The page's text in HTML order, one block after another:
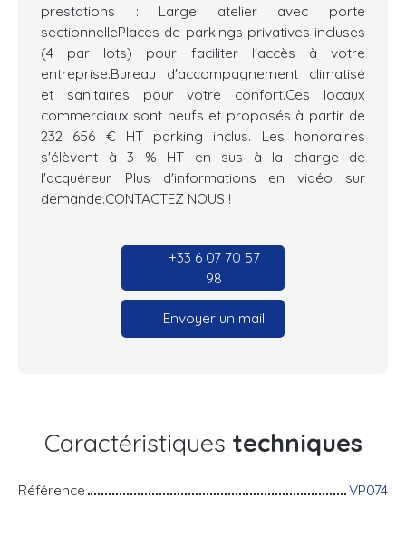
prestations : Large atelier avec porte
sectionnellePlaces de parkings privatives incluses
(4 par lots) pour faciliter l'accès à votre
entreprise.Bureau d'accompagnement climatisé
et sanitaires pour votre confort.Ces locaux
commerciaux sont neufs et proposés à partir de
232 656 € HT parking inclus. Les honoraires
s'élèvent à 3 % HT en sus à la charge de
l'acquéreur. Plus d'informations en vidéo sur
demande.CONTACTEZ NOUS !
+33 6 07 70 57
98
Envoyer un mail
Caractéristiques techniques
Référence VP074